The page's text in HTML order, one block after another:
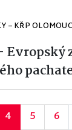
– KŘP
Evropský
4 5 6